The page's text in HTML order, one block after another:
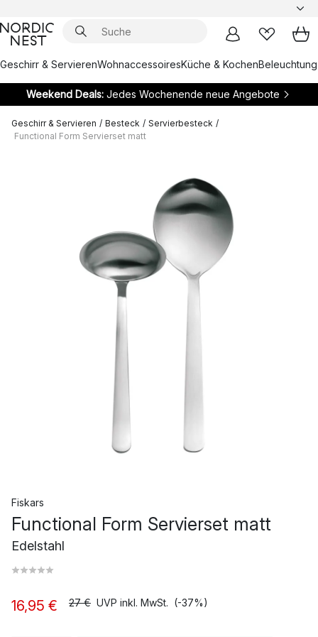
Geschirr & ServierenWohnaccessoiresKüche & KochenBeleuchtung
Weekend Deals:Jedes Wochenende neue Angebote
Geschirr & Servieren / Besteck / Servierbesteck /
Functional Form Servierset matt
Fiskars
Functional Form Servierset matt
Edelstahl
16,95 € 27 € UVP inkl. MwSt. (-37%)